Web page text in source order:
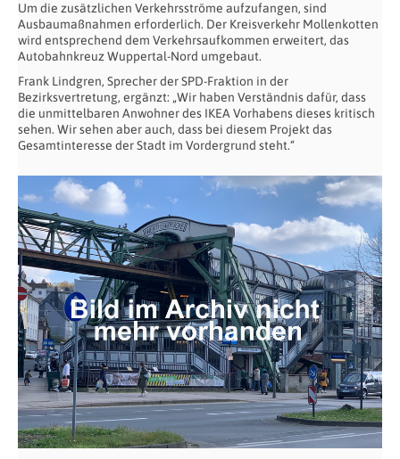
Um die zusätzlichen Verkehrsströme aufzufangen, sind
Ausbaumaßnahmen erforderlich. Der Kreisverkehr Mollenkotten
wird entsprechend dem Verkehrsaufkommen erweitert, das
Autobahnkreuz Wuppertal-Nord umgebaut.
Frank Lindgren, Sprecher der SPD-Fraktion in der
Bezirksvertretung, ergänzt: „Wir haben Verständnis dafür, dass
die unmittelbaren Anwohner des IKEA Vorhabens dieses kritisch
sehen. Wir sehen aber auch, dass bei diesem Projekt das
Gesamtinteresse der Stadt im Vordergrund steht.“